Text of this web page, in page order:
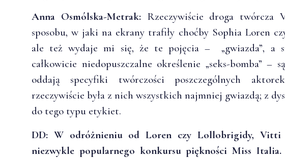
Anna Osmólska-Metrak:Rzeczywiście droga twórcza
sposobu, w jaki na ekrany trafiły choćby Sophia Loren
ale też wydaje mi się, że te pojęcia – „gwiazda”, a
całkowicie niedopuszczalne określenie „seks-bomba” –
oddają specyfiki twórczości poszczególnych
rzeczywiście była z nich wszystkich najmniej gwiazdą; z
do tego typu etykiet.
DD: W odróżnieniu od Loren czy Lollobrigidy, Vitti
niezwykle popularnego konkursu piękności Miss